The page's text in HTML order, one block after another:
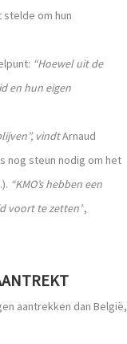
om hun
“Hoewel uit de
en hun eigen
vindtArnaud
nog steun nodig om het
“KMO’s hebben een
voort te zetten”,
aantrekken dan België,